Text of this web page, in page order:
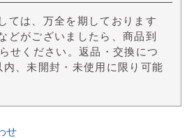
ては、万全を期しております
どがございましたら、商品到
せください。返品・交換につ
、未開封・未使用に限り可能
せ